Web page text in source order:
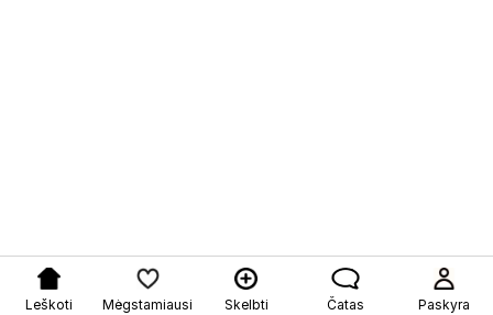
Leškoti Mėgstamiausi Skelbti Čatas Paskyra